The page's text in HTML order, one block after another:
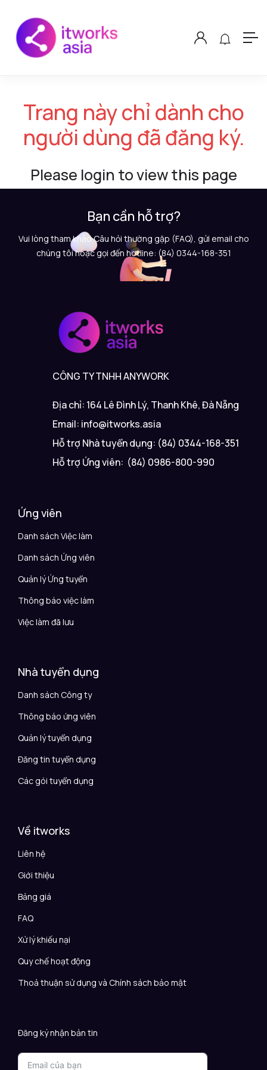
Trang này chỉ dành cho
người dùng đã đăng ký.
Please login to view this page
Bạn cần hỗ trợ?
Vui lòng tham khảo Câu hỏi thường gặp (FAQ), gửi email cho
chúng tôi hoặc gọi đến hotline: (84) 0344-168-351
CÔNG TY TNHH ANYWORK
Địa chỉ: 164 Lê Đình Lý, Thanh Khê, Đà Nẵng
Email: info@itworks.asia
Hỗ trợ Nhà tuyển dụng: (84) 0344-168-351
Hỗ trợ Ứng viên: (84) 0986-800-990
Ứng viên
Danh sách Việc làm
Danh sách Ứng viên
Quản lý Ứng tuyển
Thông báo việc làm
Việc làm đã lưu
Nhà tuyển dụng
Danh sách Công ty
Thông báo ứng viên
Quản lý tuyển dụng
Đăng tin tuyển dụng
Các gói tuyển dụng
Về itworks
Liên hệ
Giới thiệu
Bảng giá
FAQ
Xử lý khiếu nại
Quy chế hoạt động
Thoả thuận sử dụng và Chính sách bảo mật
Đăng ký nhận bản tin